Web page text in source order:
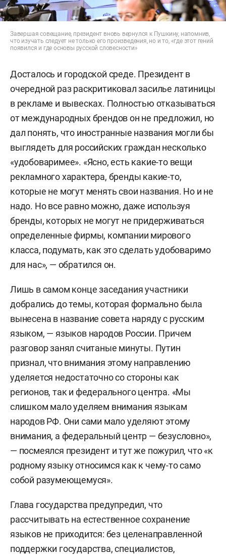
Завершая совещание, президент вновь вернулся к Пушкину, напомнив,
что изучать следует не только его произведения, но и то, «где этот гений
появился и где основы русской словесности»
Досталось и городской среде. Президент в
очередной раз раскритиковал засилье латиницы
в рекламе и вывесках. Полностью отказываться
от международных брендов он не предложил, но
дал понять, что иностранные названия могли бы
выглядеть для российских граждан несколько
«удобоваримее». «Ясно, есть какие-то вещи
рекламного характера, бренды какие-то,
которые не могут менять свои названия. Но и не
надо. Но все равно можно, даже используя
бренды, которых не могут не придерживаться
определенные фирмы, компании мирового
класса, подумать, как это сделать удобоваримо
для нас», — обратился он.
Лишь в самом конце заседания участники
добрались до темы, которая формально была
вынесена в название совета наряду с русским
языком, — языков народов России. Причем
разговор занял считаные минуты. Путин
признал, что внимания этому направлению
уделяется недостаточно со стороны как
регионов, так и федерального центра. «Мы
слишком мало уделяем внимания языкам
народов РФ. Они сами мало уделяют этому
внимания, а федеральный центр — безусловно»,
— посмеялся президент и тут же пожурил, что «к
родному языку относимся как к чему-то само
собой разумеющемуся».
Глава государства предупредил, что
рассчитывать на естественное сохранение
языков не приходится: без целенаправленной
поддержки государства, специалистов,